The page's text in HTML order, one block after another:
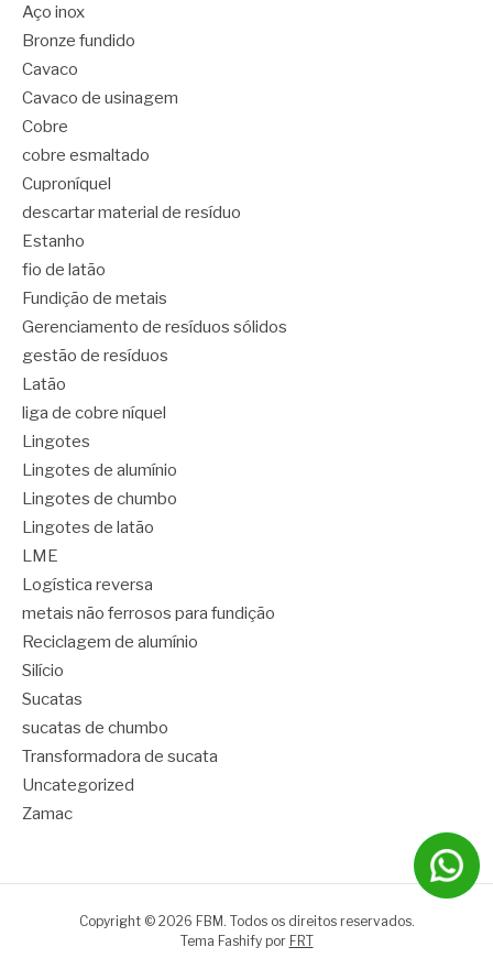
Aço inox
Bronze fundido
Cavaco
Cavaco de usinagem
Cobre
cobre esmaltado
Cuproníquel
descartar material de resíduo
Estanho
fio de latão
Fundição de metais
Gerenciamento de resíduos sólidos
gestão de resíduos
Latão
liga de cobre níquel
Lingotes
Lingotes de alumínio
Lingotes de chumbo
Lingotes de latão
LME
Logística reversa
metais não ferrosos para fundição
Reciclagem de alumínio
Silício
Sucatas
sucatas de chumbo
Transformadora de sucata
Uncategorized
Zamac
Copyright © 2026 FBM. Todos os direitos reservados.
Tema Fashify por FRT